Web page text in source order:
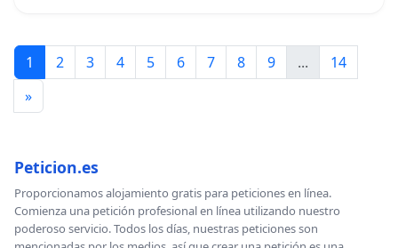
1 2 3 4 5 6 7 8 9 ...
14
»
Peticion.es
Proporcionamos alojamiento gratis para peticiones en línea.
Comienza una petición profesional en línea utilizando nuestro
poderoso servicio. Todos los días, nuestras peticiones son